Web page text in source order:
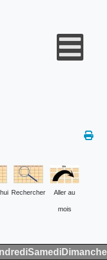
Rechercher Aller au
mois
SamediDimanche